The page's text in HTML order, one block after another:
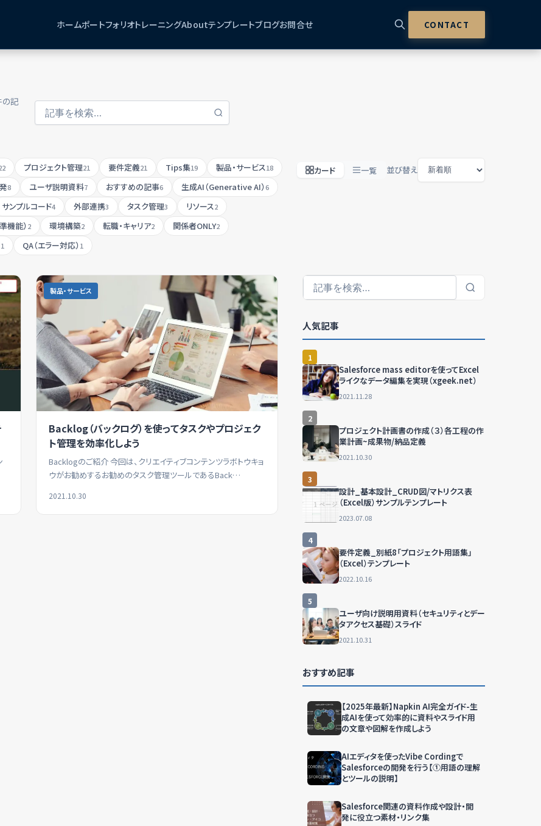
ホームポートフォリオトレーニングAboutテンプレートブログお問合せ CONTACT
の記
プロジェクト管理21 要件定義21 Tips集19 製品・サービス18
8 ユーザ説明資料7 おすすめの記事6 生成AI（Generative AI）6
サンプルコード4 外部連携3 タスク管理3 リソース2
機能） 2 環境構築2 転職・キャリア2 関係者ONLY2
1 QA（エラー対応） 1
カード 一覧 並び替え
製品・サービス
Backlog（バックログ）を使ってタスクやプロジェク
ト管理を効率化しよう
Backlogのご紹介 今回は、クリエイティブコンテンツラボトウキョ
ウがお勧めするお勧めのタスク管理ツールであるBack…
2021.10.30
人気記事
1
Salesforce mass editorを使ってExcel
ライクなデータ編集を実現（xgeek.net）
2021.11.28
2
プロジェクト計画書の作成（３）各工程の作
業計画~成果物/納品定義
2021.10.30
3
設計_基本設計_CRUD図/マトリクス表
（Excel版）サンプルテンプレート
2023.07.08
4
要件定義_別紙8「プロジェクト用語集」
（Excel）テンプレート
2022.10.16
5
ユーザ向け説明用資料（セキュリティとデー
タアクセス基礎）スライド
2021.10.31
おすすめ記事
【2025年最新】Napkin AI完全ガイド-生
成AIを使って効率的に資料やスライド用
の文章や図解を作成しよう
AIエディタを使ったVibe Cordingで
Salesforceの開発を行う【①用語の理解
とツールの説明】
Salesforce関連の資料作成や設計・開
発に役立つ素材・リンク集